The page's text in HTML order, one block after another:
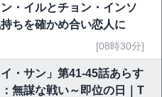
・イルとチョン・インソ
ちを確かめ合い恋人に
[08時30分]
・サン」第41-45話あらす
無謀な戦い～即位の日｜T